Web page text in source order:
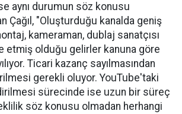
aynı durumun söz konusu
Çağıl, "Oluşturduğu kanalda geniş
kameraman, dublaj sanatçısı
etmiş olduğu gelirler kanuna göre
Ticari kazanç sayılmasından
gerekli oluyor. YouTube'taki
sürecinde ise uzun bir süreç
söz konusu olmadan herhangi